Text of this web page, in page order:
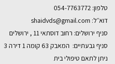
טלפון: 054-7763772
דוא״ל: shaidvds@gmail.com
סניף ירושלים: רחוב דוסתאי 11 , ירושלים
סניף גבעתיים: המאבק 63 קומה 1 דירה 3
ניתן לתאם טיפולי בית